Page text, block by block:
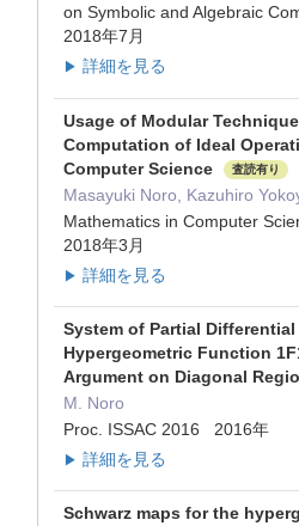
on Symbolic and Algebraic
2018年7月
▶ 詳細を見る
Usage of Modular
Computation of Ideal
Computer Science
査読有り
Masayuki Noro, Kazuhiro
Mathematics in Computer
2018年3月
▶ 詳細を見る
System of Partial
Hypergeometric Function
Argument on Diagonal
M. Noro
Proc. ISSAC 2016 2016年
▶ 詳細を見る
Schwarz maps for the